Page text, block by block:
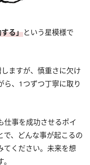
る」という星模様で
ますが、慎重さに欠け
ら、1つずつ丁寧に取り
仕事を成功させるポイ
で、どんな事が起こるの
てください。未来を想